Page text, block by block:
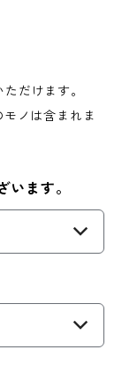
だけます。
ノは含まれま
ます。